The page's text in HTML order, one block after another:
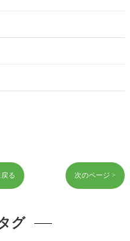
る 次のページ >
グ